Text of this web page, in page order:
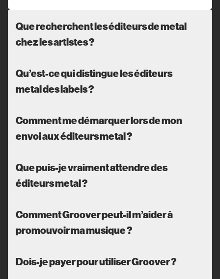
Que recherchent les éditeurs de metal
chez les artistes ?
Qu’est-ce qui distingue les éditeurs
metal des labels ?
Comment me démarquer lors de mon
envoi aux éditeurs metal ?
Que puis-je vraiment attendre des
éditeurs metal ?
Comment Groover peut-il m’aider à
promouvoir ma musique ?
Dois-je payer pour utiliser Groover ?